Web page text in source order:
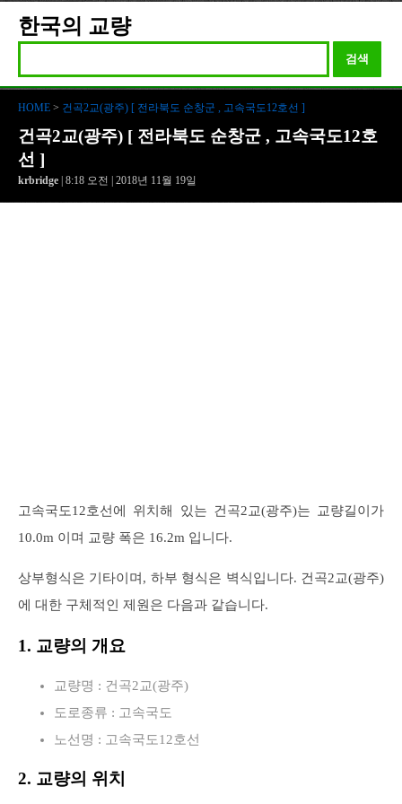
한국의 교량
검색
HOME > 건곡2교(광주) [ 전라북도 순창군 , 고속국도12호선 ]
건곡2교(광주) [ 전라북도 순창군 , 고속국도12호
선 ]
krbridge | 8:18 오전 | 2018년 11월 19일
고속국도12호선에 위치해 있는 건곡2교(광주)는 교량길이가
10.0m 이며 교량 폭은 16.2m 입니다.
상부형식은 기타이며, 하부 형식은 벽식입니다. 건곡2교(광주)
에 대한 구체적인 제원은 다음과 같습니다.
1. 교량의 개요
교량명 : 건곡2교(광주)
도로종류 : 고속국도
노선명 : 고속국도12호선
2. 교량의 위치